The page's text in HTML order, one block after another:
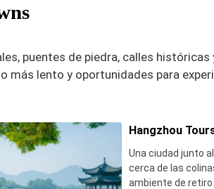
puentes de piedra, calles
más lento y oportunidades para
Hangzhou
Una ciudad junto
cerca de las
ambiente de